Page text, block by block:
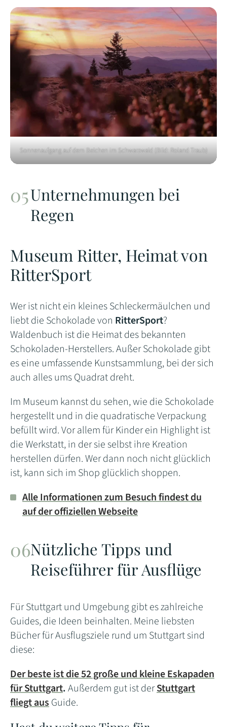
Sonnenaufgang auf dem Belchen im Schwarzwald (Bild: Roland Traub)
Unternehmungen bei
Regen
Museum Ritter, Heimat von
RitterSport
Wer ist nicht ein kleines Schleckermäulchen und
liebt die Schokolade von RitterSport?
Waldenbuch ist die Heimat des bekannten
Schokoladen-Herstellers. Außer Schokolade gibt
es eine umfassende Kunstsammlung, bei der sich
auch alles ums Quadrat dreht.
Im Museum kannst du sehen, wie die Schokolade
hergestellt und in die quadratische Verpackung
befüllt wird. Vor allem für Kinder ein Highlight ist
die Werkstatt, in der sie selbst ihre Kreation
herstellen dürfen. Wer dann noch nicht glücklich
ist, kann sich im Shop glücklich shoppen.
Alle Informationen zum Besuch findest du
auf der offiziellen Webseite
Nützliche Tipps und
Reiseführer für Ausflüge
Für Stuttgart und Umgebung gibt es zahlreiche
Guides, die Ideen beinhalten. Meine liebsten
Bücher für Ausflugsziele rund um Stuttgart sind
diese:
Der beste ist die 52 große und kleine Eskapaden
für Stuttgart.Außerdem gut ist derStuttgart
fliegt ausGuide.